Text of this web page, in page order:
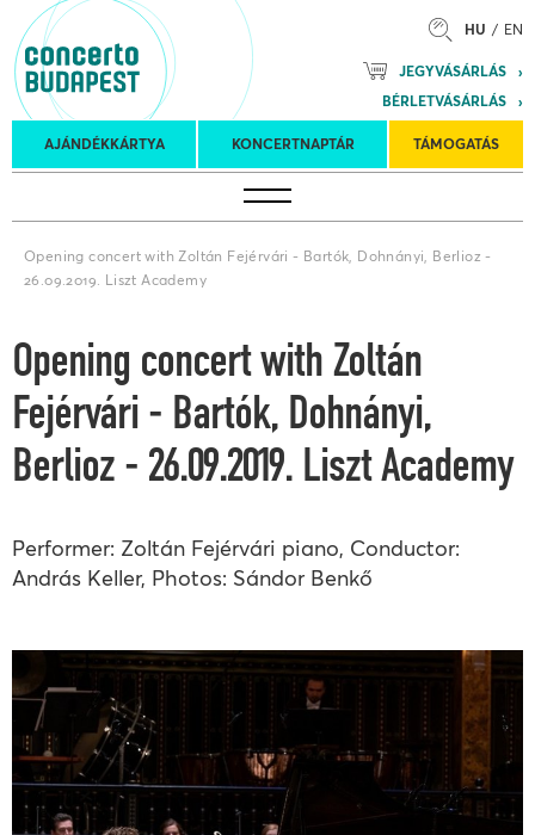
HU EN
JEGYVÁSÁRLÁS
BÉRLETVÁSÁRLÁS
AJÁNDÉKKÁRTYA KONCERTNAPTÁR TÁMOGATÁS
Koncertnaptár
turnék
Kulturális
Program
Felkéréses
koncertek
Opening concert with Zoltán Fejérvári - Bartók, Dohnányi, Berlioz -
26.09.2019. Liszt Academy
Opening concert with Zoltán
Fejérvári - Bartók, Dohnányi,
Berlioz - 26.09.2019. Liszt Academy
Performer: Zoltán Fejérvári piano, Conductor:
András Keller, Photos: Sándor Benkő